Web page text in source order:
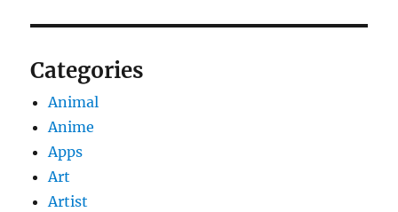
Categories
Animal
Anime
Apps
Art
Artist